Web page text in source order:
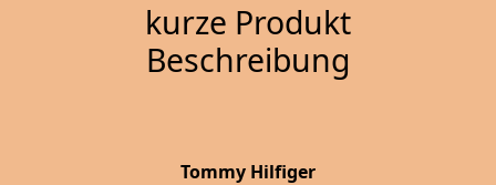
kurze Produkt
Beschreibung
Tommy Hilfiger